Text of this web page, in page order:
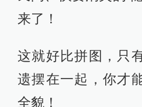
文化！
下面我们就来一起
馆”！